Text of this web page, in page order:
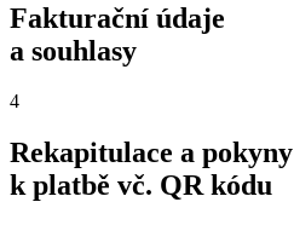
Fakturační údaje
a souhlasy
4
Rekapitulace a pokyny
k platbě vč. QR kódu